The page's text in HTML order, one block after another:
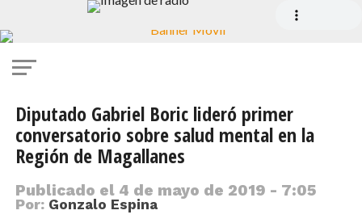
Diputado Gabriel Boric lideró primer
conversatorio sobre salud mental en la
Región de Magallanes
Publicado el 4 de mayo de 2019 - 7:05
Por: Gonzalo Espina